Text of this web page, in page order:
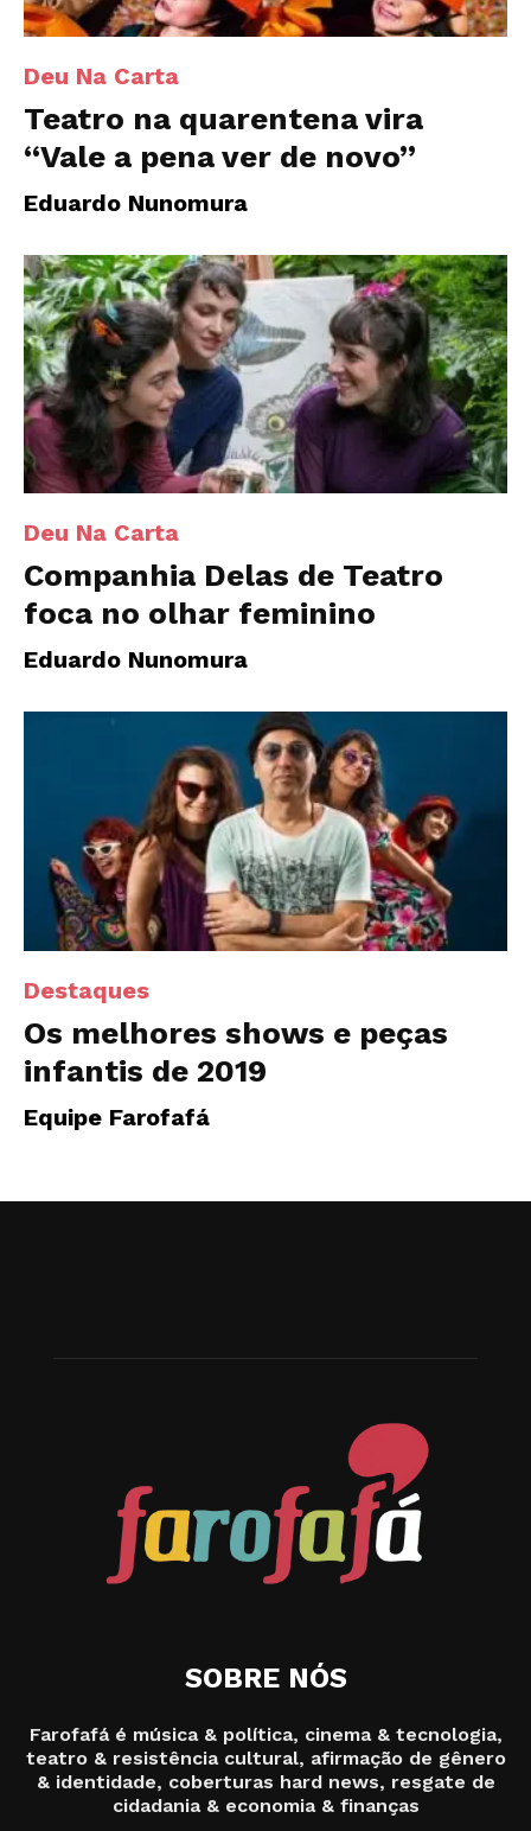
Deu Na Carta
Teatro na quarentena vira
“Vale a pena ver de novo”
Eduardo Nunomura
Deu Na Carta
Companhia Delas de Teatro
foca no olhar feminino
Eduardo Nunomura
Destaques
Os melhores shows e peças
infantis de 2019
Equipe Farofafá
SOBRE NÓS
Farofafá é música & política, cinema & tecnologia,
teatro & resistência cultural, afirmação de gênero
& identidade, coberturas hard news, resgate de
cidadania & economia & finanças